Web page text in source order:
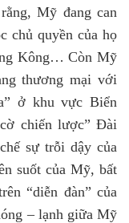
Mỹ đang can
chủ quyền của họ
Kông… Còn Mỹ
thương mại với
ở khu vực Biển
chiến lược” Đài
sự trỗi dậy của
suốt của Mỹ, bất
“diễn đàn” của
– lạnh giữa Mỹ